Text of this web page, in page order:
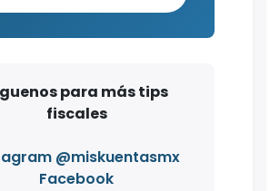
para más tips
fiscales
@miskuentasmx
Facebook